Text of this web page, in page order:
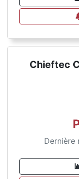
Chieftec
Dernière